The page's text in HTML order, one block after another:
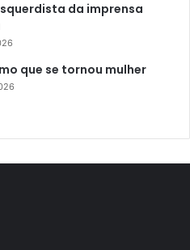
da imprensa
que se tornou mulher